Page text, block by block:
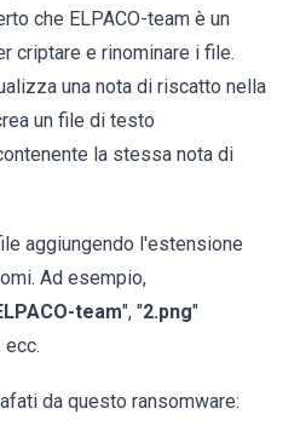
che ELPACO-team è un
criptare e rinominare i file.
una nota di riscatto nella
un file di testo
la stessa nota di
aggiungendo l'estensione
Ad esempio,
team", "2.png"
ecc.
da questo ransomware: